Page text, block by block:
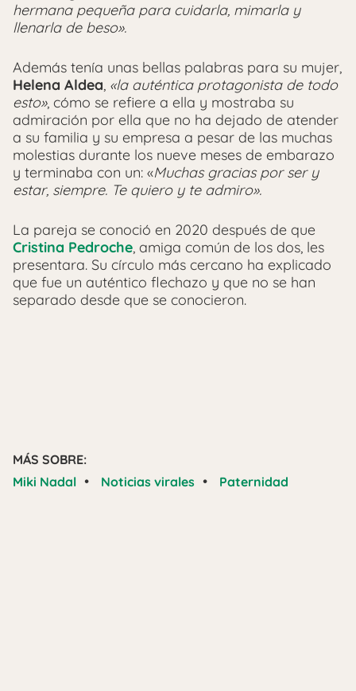
hermana pequeña para cuidarla, mimarla y
llenarla de beso».
Además tenía unas bellas palabras para su mujer,
Helena Aldea, «la auténtica protagonista de todo
esto», cómo se refiere a ella y mostraba su
admiración por ella que no ha dejado de atender
a su familia y su empresa a pesar de las muchas
molestias durante los nueve meses de embarazo
y terminaba con un: «Muchas gracias por ser y
estar, siempre. Te quiero y te admiro».
La pareja se conoció en 2020 después de que
Cristina Pedroche, amiga común de los dos, les
presentara. Su círculo más cercano ha explicado
que fue un auténtico flechazo y que no se han
separado desde que se conocieron.
MÁS SOBRE:
Miki Nadal • Noticias virales • Paternidad